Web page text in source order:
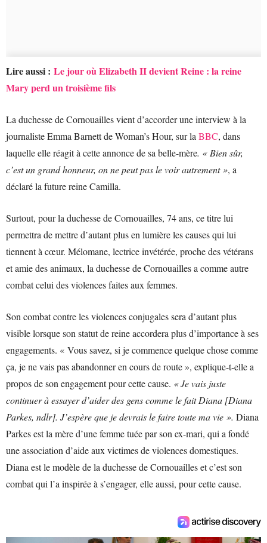
Lire aussi : Le jour où Elizabeth II devient Reine : la reine
Mary perd un troisième fils
La duchesse de Cornouailles vient d’accorder une interview à la
journaliste Emma Barnett de Woman’s Hour, sur laBBC, dans
laquelle elle réagit à cette annonce de sa belle-mère. « Bien sûr,
c’est un grand honneur, on ne peut pas le voir autrement », a
déclaré la future reine Camilla.
Surtout, pour la duchesse de Cornouailles, 74 ans, ce titre lui
permettra de mettre d’autant plus en lumière les causes qui lui
tiennent à cœur. Mélomane, lectrice invétérée, proche des vétérans
et amie des animaux, la duchesse de Cornouailles a comme autre
combat celui des violences faites aux femmes.
Son combat contre les violences conjugales sera d’autant plus
visible lorsque son statut de reine accordera plus d’importance à ses
engagements. « Vous savez, si je commence quelque chose comme
ça, je ne vais pas abandonner en cours de route », explique-t-elle a
propos de son engagement pour cette cause. « Je vais juste
continuer à essayer d’aider des gens comme le fait Diana [Diana
Parkes, ndlr]. J’espère que je devrais le faire toute ma vie ». Diana
Parkes est la mère d’une femme tuée par son ex-mari, qui a fondé
une association d’aide aux victimes de violences domestiques.
Diana est le modèle de la duchesse de Cornouailles et c’est son
combat qui l’a inspirée à s’engager, elle aussi, pour cette cause.